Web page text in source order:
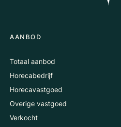
AANBOD
Totaal aanbod
Horecabedrijf
Horecavastgoed
Overige vastgoed
Verkocht